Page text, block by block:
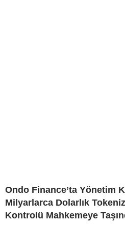
Ondo Finance’ta Yönetim
Milyarlarca Dolarlık
Kontrolü Mahkemeye